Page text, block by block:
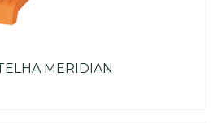
MERIDIAN